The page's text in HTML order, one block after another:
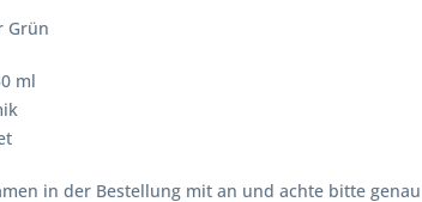
Grün
ml
in der Bestellung mit an und achte bitte